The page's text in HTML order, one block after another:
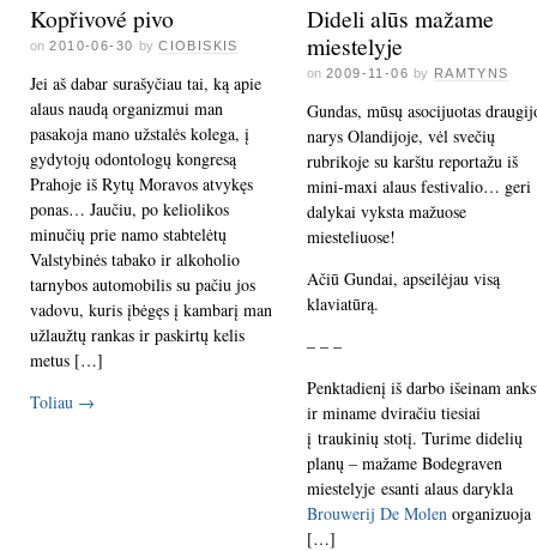
Kopřivové pivo
on 2010-06-30 by CIOBISKIS
Jei aš dabar surašyčiau tai, ką apie
alaus naudą organizmui man
pasakoja mano užstalės kolega, į
gydytojų odontologų kongresą
Prahoje iš Rytų Moravos atvykęs
ponas… Jaučiu, po keliolikos
minučių prie namo stabtelėtų
Valstybinės tabako ir alkoholio
tarnybos automobilis su pačiu jos
vadovu, kuris įbėgęs į kambarį man
užlaužtų rankas ir paskirtų kelis
metus […]
Toliau →
Dideli alūs mažame
miestelyje
on 2009-11-06 by RAMTYNS
Gundas, mūsų asocijuotas
narys Olandijoje, vėl svečių
rubrikoje su karštu reportažu iš
mini-maxi alaus festivalio… geri
dalykai vyksta mažuose
miesteliuose!
Ačiū Gundai, apseilėjau visą
klaviatūrą.
– – –
Penktadienį iš darbo išeinam
ir miname dviračiu tiesiai
į traukinių stotį. Turime didelių
planų – mažame Bodegraven
miestelyje esanti alaus darykla
Brouwerij De Molen organizuoja
[…]